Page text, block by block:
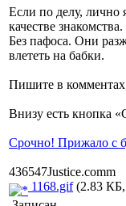
Если по делу, лично
качестве
Без пафоса. Они
влететь на бабки.
Пишите в
Внизу есть кнопка
Срочно! Прижало с
436547Justice.comm
1168.gif(2.83 КБ,